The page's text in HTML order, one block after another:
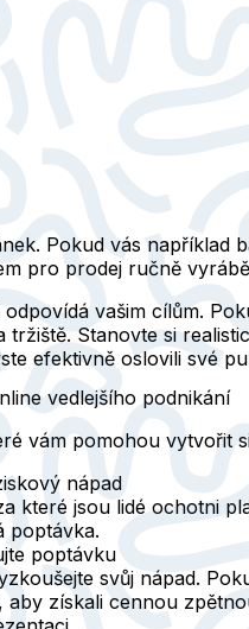
Pokud vás
pro prodej ručně
vašim cílům.
Stanovte si
efektivně oslovili své
vedlejšího podnikání
vám pomohou vytvořit
nápad
které jsou lidé ochotni
poptávka.
poptávku
svůj nápad.
aby získali cennou